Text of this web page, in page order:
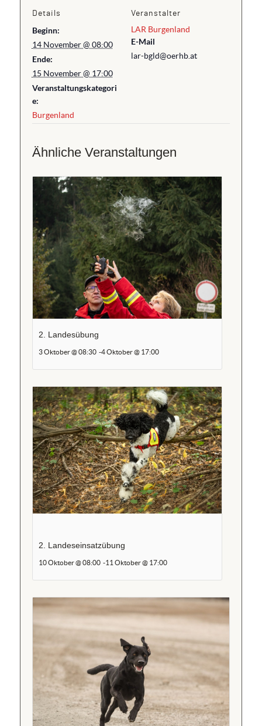
Details
Beginn:
14 November @ 08:00
Ende:
15 November @ 17:00
Veranstaltungskategori
e:
Burgenland
Veranstalter
LAR Burgenland
E-Mail
lar-bgld@oerhb.at
Ähnliche Veranstaltungen
2. Landesübung
3 Oktober @ 08:30 -4 Oktober @ 17:00
2. Landeseinsatzübung
10 Oktober @ 08:00 -11 Oktober @ 17:00